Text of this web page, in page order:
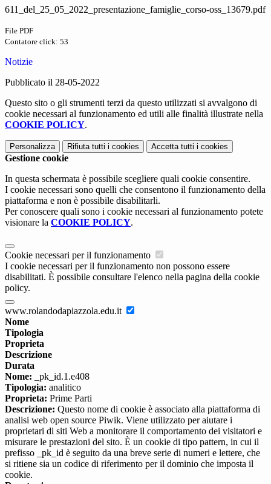
611_del_25_05_2022_presentazione_famiglie_corso-oss_13679.pdf
File PDF
Contatore click: 53
Notizie
Pubblicato il 28-05-2022
Questo sito o gli strumenti terzi da questo utilizzati si avvalgono di
cookie necessari al funzionamento ed utili alle finalità illustrate nella
COOKIE POLICY.
Personalizza Rifiuta tutti i cookies Accetta tutti i cookies
Gestione cookie
In questa schermata è possibile scegliere quali cookie consentire.
I cookie necessari sono quelli che consentono il funzionamento della
piattaforma e non è possibile disabilitarli.
Per conoscere quali sono i cookie necessari al funzionamento potete
visionare la COOKIE POLICY.
Cookie necessari per il funzionamento
I cookie necessari per il funzionamento non possono essere
disabilitati. È possibile consultare l'elenco nella pagina della cookie
policy.
www.rolandodapiazzola.edu.it
Nome
Tipologia
Proprieta
Descrizione
Durata
Nome: _pk_id.1.e408
Tipologia: analitico
Proprieta: Prime Parti
Descrizione: Questo nome di cookie è associato alla piattaforma di
analisi web open source Piwik. Viene utilizzato per aiutare i
proprietari di siti Web a monitorare il comportamento dei visitatori e
misurare le prestazioni del sito. È un cookie di tipo pattern, in cui il
prefisso _pk_id è seguito da una breve serie di numeri e lettere, che
si ritiene sia un codice di riferimento per il dominio che imposta il
cookie.